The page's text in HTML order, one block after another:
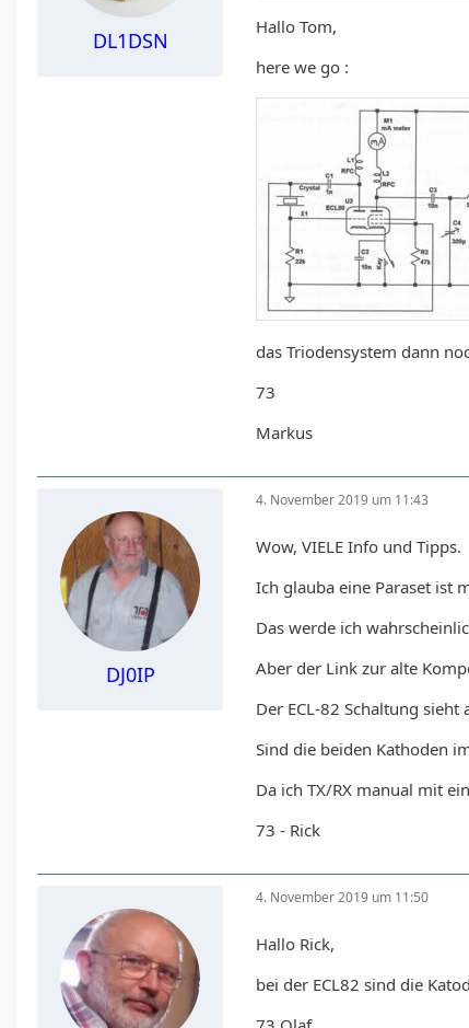
DL1DSN
Hallo Tom,
here we go :
das Triodensystem dann
73
Markus
DJ0IP
4. November 2019 um 11:43
Wow, VIELE Info und Tipps.
Ich glauba eine Paraset ist
Das werde ich
Aber der Link zur alte
Der ECL-82 Schaltung sieht
Sind die beiden Kathoden
Da ich TX/RX manual mit
73 - Rick
4. November 2019 um 11:50
Hallo Rick,
bei der ECL82 sind die